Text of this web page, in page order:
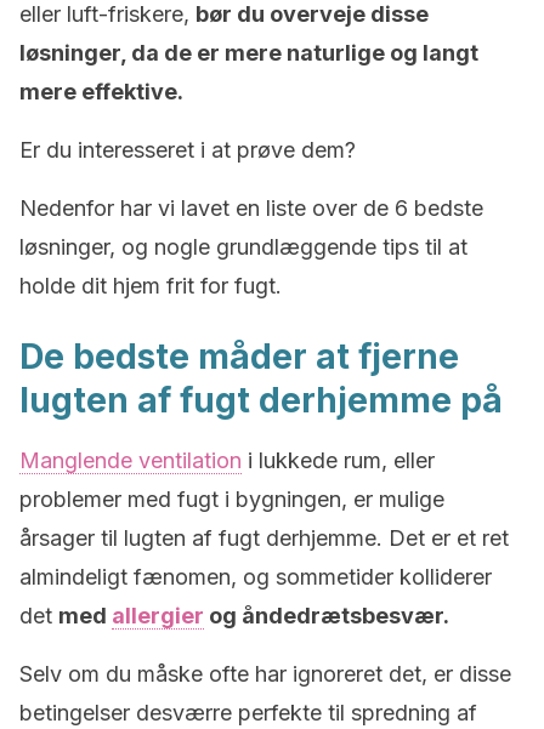
eller luft-friskere, bør du overveje disse
løsninger, da de er mere naturlige og langt
mere effektive.
Er du interesseret i at prøve dem?
Nedenfor har vi lavet en liste over de 6 bedste
løsninger, og nogle grundlæggende tips til at
holde dit hjem frit for fugt.
De bedste måder at fjerne
lugten af fugt derhjemme på
Manglende ventilation i lukkede rum, eller
problemer med fugt i bygningen, er mulige
årsager til lugten af fugt derhjemme. Det er et ret
almindeligt fænomen, og sommetider kolliderer
det med allergier og åndedrætsbesvær.
Selv om du måske ofte har ignoreret det, er disse
betingelser desværre perfekte til spredning af